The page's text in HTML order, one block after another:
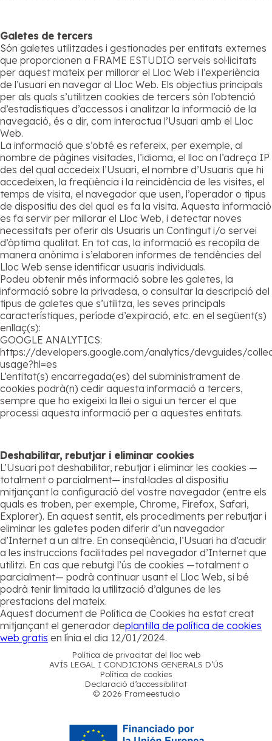
Galetes de tercers
Són galetes utilitzades i gestionades per entitats externes
que proporcionen a FRAME ESTUDIO serveis sol·licitats
per aquest mateix per millorar el Lloc Web i l’experiència
de l’usuari en navegar al Lloc Web. Els objectius principals
per als quals s’utilitzen cookies de tercers són l’obtenció
d’estadístiques d’accessos i analitzar la informació de la
navegació, és a dir, com interactua l’Usuari amb el Lloc
Web.
La informació que s’obté es refereix, per exemple, al
nombre de pàgines visitades, l’idioma, el lloc on l’adreça IP
des del qual accedeix l’Usuari, el nombre d’Usuaris que hi
accedeixen, la freqüència i la reincidència de les visites, el
temps de visita, el navegador que usen, l’operador o tipus
de dispositiu des del qual es fa la visita. Aquesta informació
es fa servir per millorar el Lloc Web, i detectar noves
necessitats per oferir als Usuaris un Contingut i/o servei
d’òptima qualitat. En tot cas, la informació es recopila de
manera anònima i s’elaboren informes de tendències del
Lloc Web sense identificar usuaris individuals.
Podeu obtenir més informació sobre les galetes, la
informació sobre la privadesa, o consultar la descripció del
tipus de galetes que s’utilitza, les seves principals
característiques, període d’expiració, etc. en el següent(s)
enllaç(s):
GOOGLE ANALYTICS:
https://developers.google.com/analytics/devguides/
usage?hl=es
L’entitat(s) encarregada(es) del subministrament de
cookies podrà(n) cedir aquesta informació a tercers,
sempre que ho exigeixi la llei o sigui un tercer el que
processi aquesta informació per a aquestes entitats.
Deshabilitar, rebutjar i eliminar cookies
L’Usuari pot deshabilitar, rebutjar i eliminar les cookies —
totalment o parcialment— instal·lades al dispositiu
mitjançant la configuració del vostre navegador (entre els
quals es troben, per exemple, Chrome, Firefox, Safari,
Explorer). En aquest sentit, els procediments per rebutjar i
eliminar les galetes poden diferir d’un navegador
d’Internet a un altre. En conseqüència, l’Usuari ha d’acudir
a les instruccions facilitades pel navegador d’Internet que
utilitzi. En cas que rebutgi l’ús de cookies —totalment o
parcialment— podrà continuar usant el Lloc Web, si bé
podrà tenir limitada la utilització d’algunes de les
prestacions del mateix.
Aquest document de Política de Cookies ha estat creat
mitjançant el generador deplantilla de política de cookies
web gratis en línia el dia 12/01/2024.
© 2026 Frameestudio
Declaració d’accessibilitat
Política de cookies
AVÍS LEGAL I CONDICIONS GENERALS D’ÚS
Política de privacitat del lloc web